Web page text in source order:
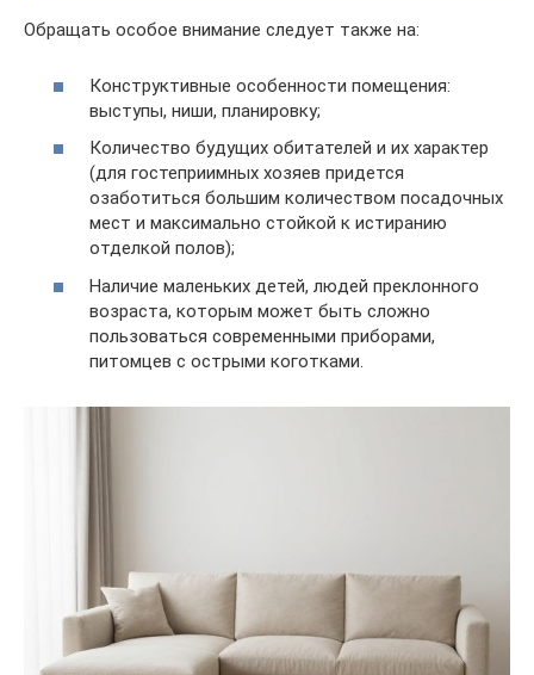
Обращать особое внимание следует также на:
Конструктивные особенности помещения:
выступы, ниши, планировку;
Количество будущих обитателей и их характер
(для гостеприимных хозяев придется
озаботиться большим количеством посадочных
мест и максимально стойкой к истиранию
отделкой полов);
Наличие маленьких детей, людей преклонного
возраста, которым может быть сложно
пользоваться современными приборами,
питомцев с острыми коготками.